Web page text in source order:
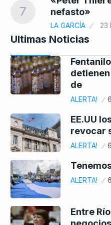
7
nefasto»
LA GARCÍA 23
Ultimas Noticias
de
ALERTA!
EE.UU
revocar
ALERTA!
ALERTA!
Entre